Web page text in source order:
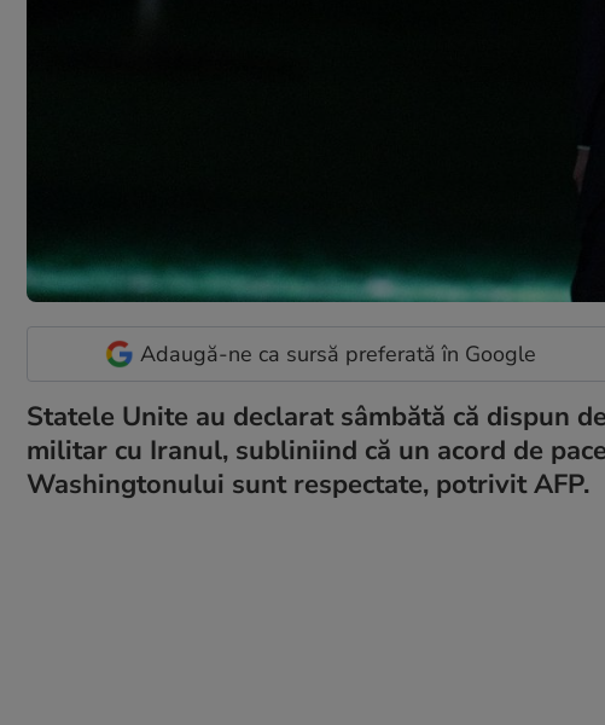
Adaugă-ne ca sursă preferată în Google
Statele Unite au declarat sâmbătă că dispun
militar cu Iranul, subliniind că un acord de
Washingtonului sunt respectate, potrivit AFP.